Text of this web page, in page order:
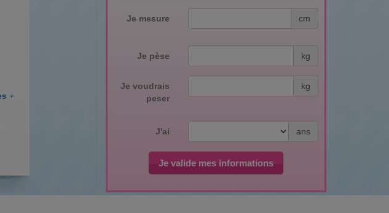
Je mesure cm
Je pèse kg
Je voudrais
peser
kg
J'ai ans
Je valide mes informations
+